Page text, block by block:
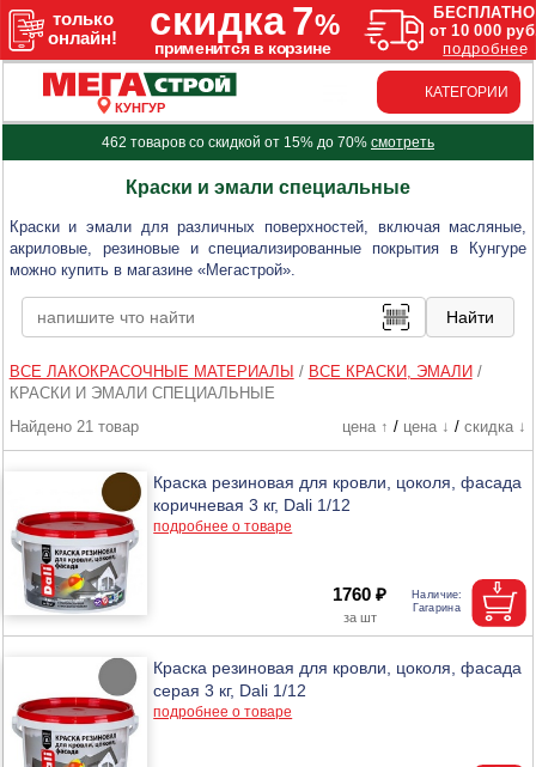
КУНГУР
КАТЕГОРИИ
462 товаров со скидкой от 15% до 70% смотреть
Краски и эмали специальные
Краски и эмали для различных поверхностей, включая масляные,
акриловые, резиновые и специализированные покрытия в Кунгуре
можно купить в магазине «Мегастрой».
ВСЕ ЛАКОКРАСОЧНЫЕ МАТЕРИАЛЫ / ВСЕ КРАСКИ, ЭМАЛИ /
КРАСКИ И ЭМАЛИ СПЕЦИАЛЬНЫЕ
Найдено 21 товар
цена ↑ / цена ↓ / скидка ↓
Краска резиновая для кровли, цоколя, фасада
коричневая 3 кг, Dali 1/12
подробнее о товаре
1760 ₽
Краска резиновая для кровли, цоколя, фасада
серая 3 кг, Dali 1/12
подробнее о товаре